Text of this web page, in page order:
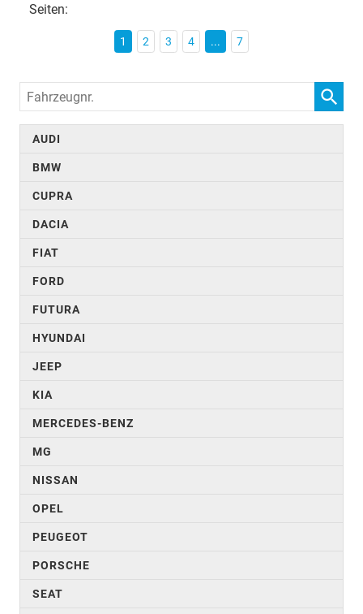
Seiten:
1 2 3 4 ... 7
Fahrzeugnr.
AUDI
BMW
CUPRA
DACIA
FIAT
FORD
FUTURA
HYUNDAI
JEEP
KIA
MERCEDES-BENZ
MG
NISSAN
OPEL
PEUGEOT
PORSCHE
SEAT